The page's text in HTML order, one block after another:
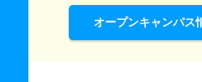
オープンキャンパス